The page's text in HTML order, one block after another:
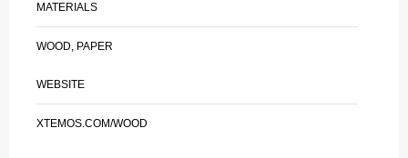
MATERIALS
WOOD, PAPER
WEBSITE
XTEMOS.COM/WOOD